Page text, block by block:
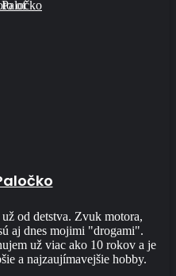
od detstva. Zvuk motora,
aj dnes mojimi "drogami".
už viac ako 10 rokov a je
a najzaujímavejšie hobby.